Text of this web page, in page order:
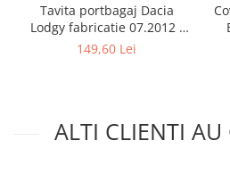
Tavita portbagaj Dacia
Lodgy fabricatie 07.2012 -
prezent (7 locuri)
149,60 Lei
ALTI CLIENTI AU